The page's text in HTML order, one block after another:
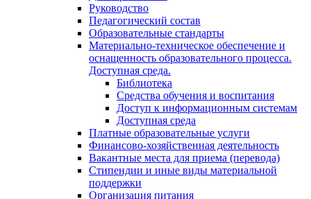
Руководство
Педагогический состав
Образовательные стандарты
Материально-техническое обеспечение и
оснащенность образовательного процесса.
Доступная среда.
Библиотека
Средства обучения и воспитания
Доступ к информационным системам
Доступная среда
Платные образовательные услуги
Финансово-хозяйственная деятельность
Вакантные места для приема (перевода)
Стипендии и иные виды материальной
поддержки
Организация питания